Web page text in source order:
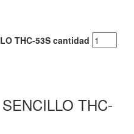
THC-53S cantidad
THC-